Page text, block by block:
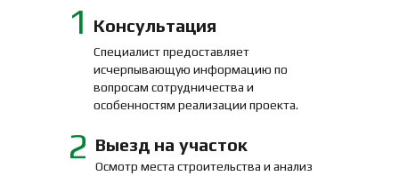
Специалист предоставляет
исчерпывающую информацию по
вопросам сотрудничества и
особенностям реализации проекта.
Консультация
1
Выезд на участок
Осмотр места строительства и анализ
2